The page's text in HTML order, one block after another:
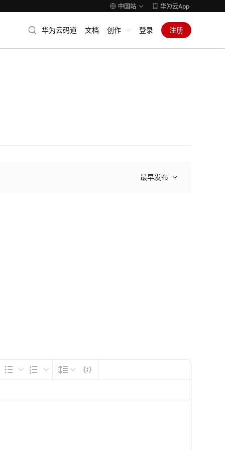
中国站 华为云App
华为云码道 文档 创作 登录 注册
最早发布